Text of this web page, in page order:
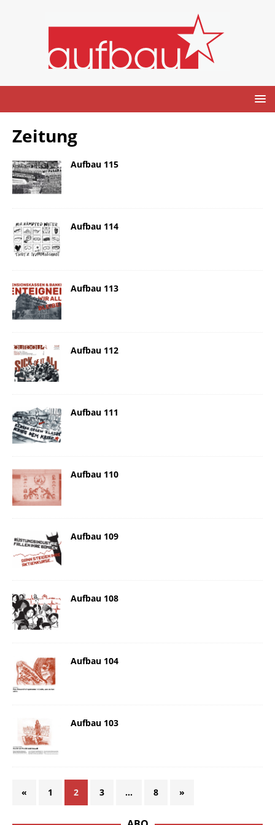
Zeitung
Aufbau 115
Aufbau 114
Aufbau 113
Aufbau 112
Aufbau 111
Aufbau 110
Aufbau 109
Aufbau 108
Aufbau 104
Aufbau 103
« 1 2 3 … 8 »